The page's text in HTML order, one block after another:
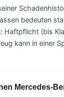
bedeuten
Haftpflicht (bis
kann in einer
Mercedes-